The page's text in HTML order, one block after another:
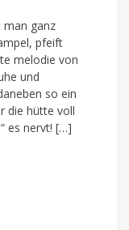
man ganz
pfeift
melodie von
und
so ein
die hütte voll
es nervt! […]